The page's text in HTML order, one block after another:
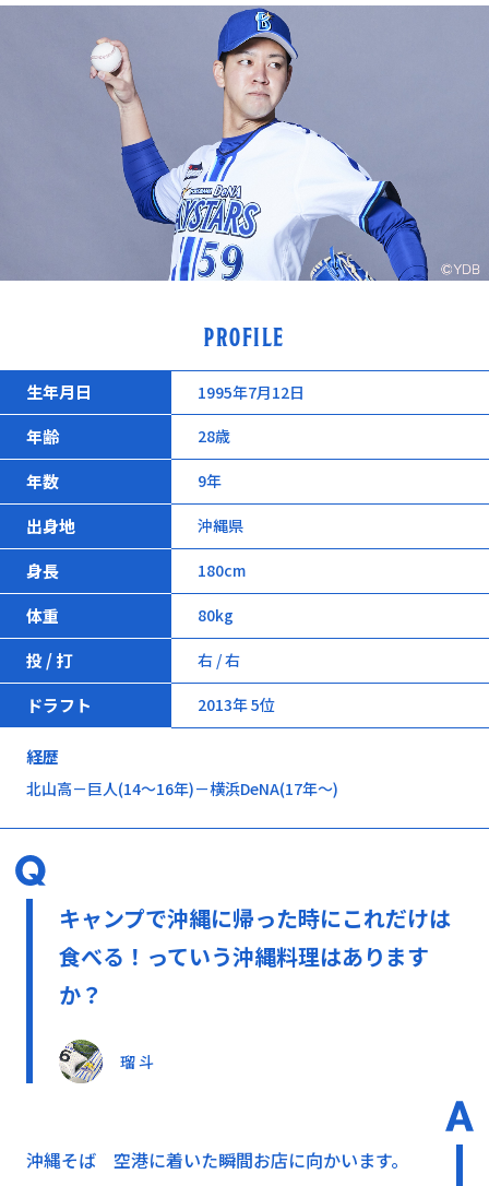
PROFILE
生年月日 1995年7月12日
年齢 28歳
年数 9年
出身地 沖縄県
身長 180cm
体重 80kg
投 / 打 右 / 右
ドラフト 2013年 5位
経歴
北山高－巨人(14～16年)－横浜DeNA(17年～)
キャンプで沖縄に帰った時にこれだけは
食べる！っていう沖縄料理はあります
か？
瑠 斗
沖縄そば 空港に着いた瞬間お店に向かいます。